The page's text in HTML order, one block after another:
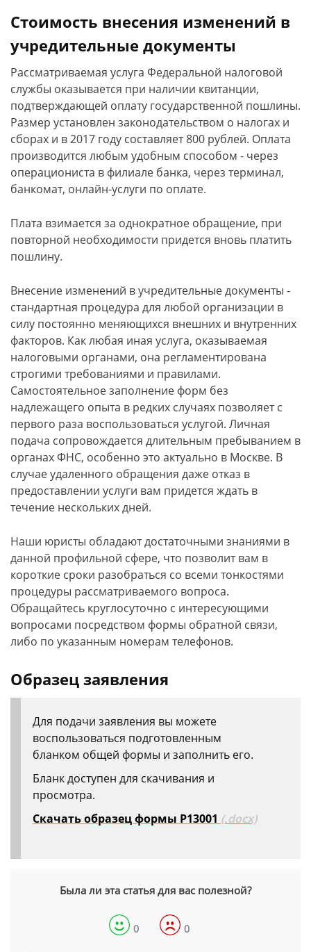
Стоимость внесения изменений в
учредительные документы
Рассматриваемая услуга Федеральной налоговой
службы оказывается при наличии квитанции,
подтверждающей оплату государственной пошлины.
Размер установлен законодательством о налогах и
сборах и в 2017 году составляет 800 рублей. Оплата
производится любым удобным способом - через
операциониста в филиале банка, через терминал,
банкомат, онлайн-услуги по оплате.
Плата взимается за однократное обращение, при
повторной необходимости придется вновь платить
пошлину.
Внесение изменений в учредительные документы -
стандартная процедура для любой организации в
силу постоянно меняющихся внешних и внутренних
факторов. Как любая иная услуга, оказываемая
налоговыми органами, она регламентирована
строгими требованиями и правилами.
Самостоятельное заполнение форм без
надлежащего опыта в редких случаях позволяет с
первого раза воспользоваться услугой. Личная
подача сопровождается длительным пребыванием в
органах ФНС, особенно это актуально в Москве. В
случае удаленного обращения даже отказ в
предоставлении услуги вам придется ждать в
течение нескольких дней.
Наши юристы обладают достаточными знаниями в
данной профильной сфере, что позволит вам в
короткие сроки разобраться со всеми тонкостями
процедуры рассматриваемого вопроса.
Обращайтесь круглосуточно с интересующими
вопросами посредством формы обратной связи,
либо по указанным номерам телефонов.
Образец заявления
Для подачи заявления вы можете
воспользоваться подготовленным
бланком общей формы и заполнить его.
Бланк доступен для скачивания и
просмотра.
Скачать образец формы P13001 (.docx)
Была ли эта статья для вас полезной?
0 0